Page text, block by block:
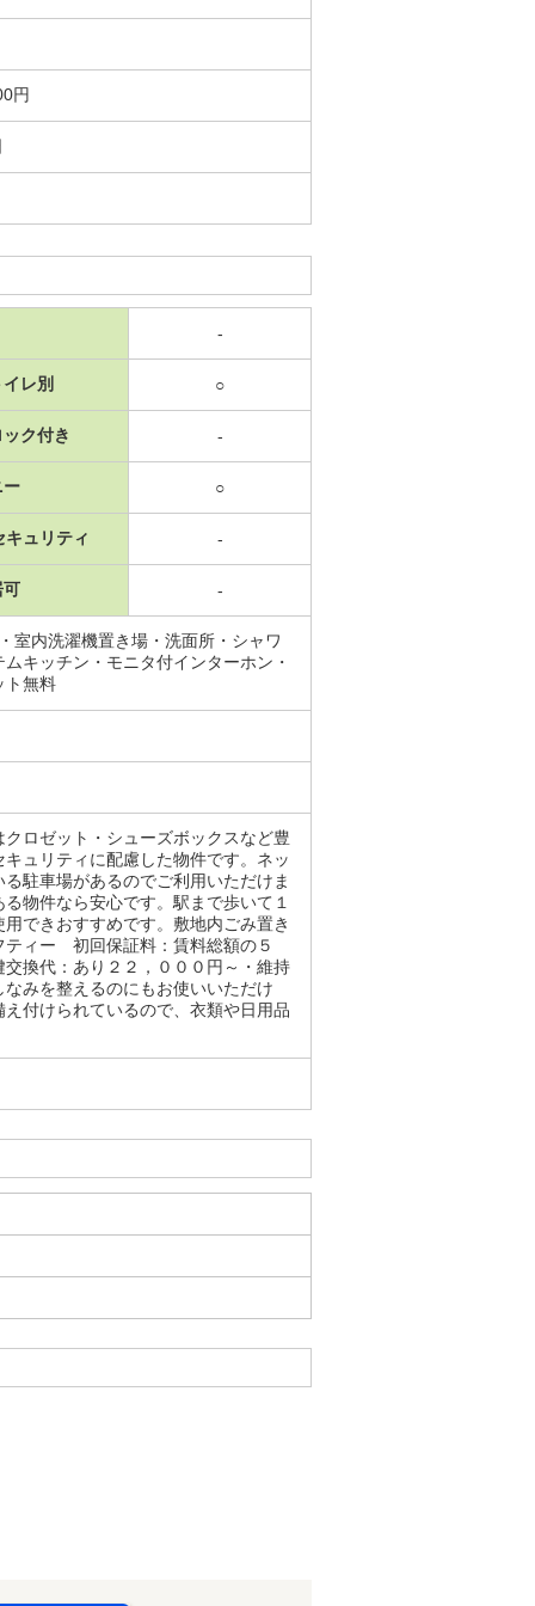
円
-
レ別 ○
ク付き -
ー ○
キュリティ -
可 -
室内洗濯機置き場・洗面所・シャワ
キッチン・モニタ付インターホン・
ト無料
ロゼット・シューズボックスなど豊
ュリティに配慮した物件です。ネッ
駐車場があるのでご利用いただけま
物件なら安心です。駅まで歩いて１
できおすすめです。敷地内ごみ置き
ティー 初回保証料：賃料総額の５
換代：あり２２，０００円～・維持
みを整えるのにもお使いいただけ
付けられているので、衣類や日用品